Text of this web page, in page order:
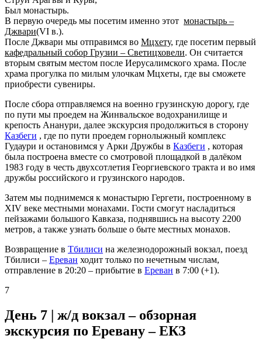
Был монастырь.
В первую очередь мы посетим именно этот монастырь –
Джвари(VI в.).
После Джвари мы отправимся во Мцхету, где посетим первый
кафедральный собор Грузии – Светицховели. Он считается
вторым святым местом после Иерусалимского храма. После
храма прогулка по милым улочкам Мцхеты, где вы сможете
приобрести сувениры.
После сбора отправляемся на военно грузинскую дорогу, где
по пути мы проедем на Жинвальское водохранилище и
крепость Ананури, далее экскурсия продолжиться в сторону
Казбеги , где по пути проедем горнолыжный комплекс
Гудаури и остановимся у Арки Дружбы в Казбеги , которая
была построена вместе со смотровой площадкой в далёком
1983 году в честь двухсотлетия Георгиевского тракта и во имя
дружбы российского и грузинского народов.
Затем мы поднимемся к монастырю Гергети, построенному в
XIV веке местными монахами. Гости смогут насладиться
пейзажами большого Кавказа, поднявшись на высоту 2200
метров, а также узнать больше о быте местных монахов.
Возвращение в Тбилиси на железнодорожный вокзал, поезд
Тбилиси – Ереван ходит только по нечетным числам,
отправление в 20:20 – прибытие в Ереван в 7:00 (+1).
7
День 7 | ж/д вокзал – обзорная
экскурсия по Еревану – ЕКЗ